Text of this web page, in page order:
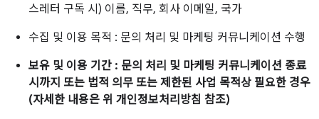
스레터 구독 시) 이름, 직무, 회사 이메일, 국가
수집 및 이용 목적 : 문의 처리 및 마케팅 커뮤니케이션 수행
보유 및 이용 기간 : 문의 처리 및 마케팅 커뮤니케이션 종료
시까지 또는 법적 의무 또는 제한된 사업 목적상 필요한 경우
(자세한 내용은 위 개인정보처리방침 참조)